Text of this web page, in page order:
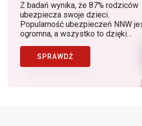
Z badań wynika, że 87% rodziców
ubezpiecza swoje dzieci.
Popularność ubezpieczeń NNW jest
ogromna, a wszystko to dzięki
rodziców, dostępności produktów, w
których znaczącą rolę odgrywa
lider ubezpieczeń NNW dziecka w
SPRAWDŹ